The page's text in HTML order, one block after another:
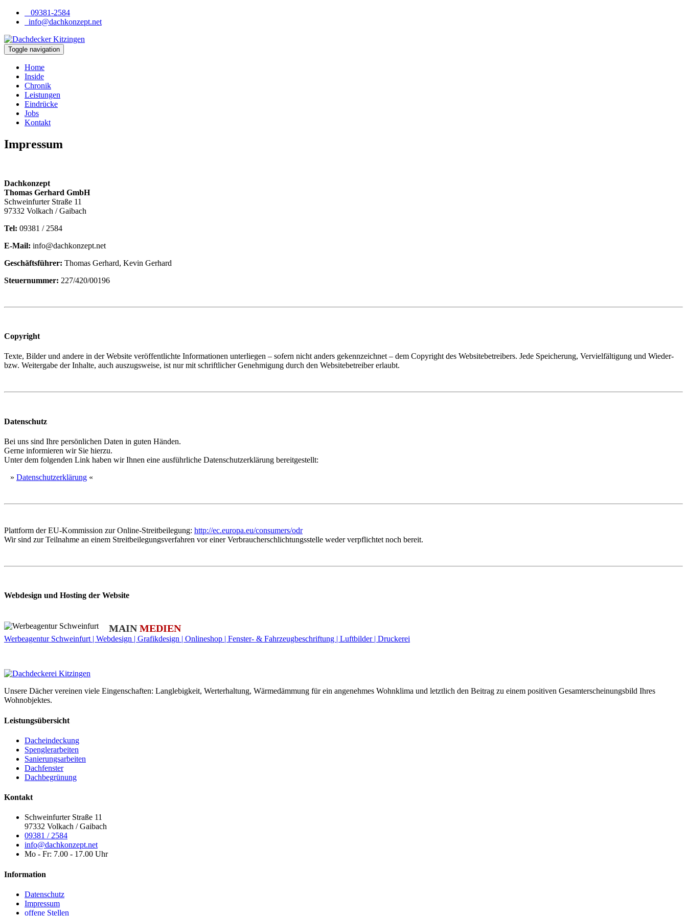
09381-2584
info@dachkonzept.net
Toggle navigation
Home
Inside
Chronik
Leistungen
Eindrücke
Jobs
Kontakt
Impressum
Dachkonzept
Thomas Gerhard GmbH
Schweinfurter Straße 11
97332 Volkach / Gaibach
Tel: 09381 / 2584
E-Mail: info@dachkonzept.net
Geschäftsführer: Thomas Gerhard, Kevin Gerhard
Steuernummer: 227/420/00196
Copyright
Texte, Bilder und andere in der Website veröffentlichte Informationen unterliegen – sofern nicht anders gekennzeichnet – dem Copyright des Websitebetreibers. Jede Speicherung, Vervielfältigung und Wieder-
bzw. Weitergabe der Inhalte, auch auszugsweise, ist nur mit schriftlicher Genehmigung durch den Websitebetreiber erlaubt.
Datenschutz
Bei uns sind Ihre persönlichen Daten in guten Händen.
Gerne informieren wir Sie hierzu.
Unter dem folgenden Link haben wir Ihnen eine ausführliche Datenschutzerklärung bereitgestellt:
» Datenschutzerklärung «
Plattform der EU-Kommission zur Online-Streitbeilegung: http://ec.europa.eu/consumers/odr
Wir sind zur Teilnahme an einem Streitbeilegungsverfahren vor einer Verbraucherschlichtungsstelle weder verpflichtet noch bereit.
Webdesign und Hosting der Website
MAIN MEDIEN
Werbeagentur Schweinfurt | Webdesign | Grafikdesign | Onlineshop | Fenster- & Fahrzeugbeschriftung | Luftbilder | Druckerei
Unsere Dächer vereinen viele Eingenschaften: Langlebigkeit, Werterhaltung, Wärmedämmung für ein angenehmes Wohnklima und letztlich den Beitrag zu einem positiven Gesamterscheinungsbild Ihres
Wohnobjektes.
Leistungsübersicht
Dacheindeckung
Spenglerarbeiten
Sanierungsarbeiten
Dachfenster
Dachbegrünung
Kontakt
Schweinfurter Straße 11
97332 Volkach / Gaibach
09381 / 2584
info@dachkonzept.net
Mo - Fr: 7.00 - 17.00 Uhr
Information
Datenschutz
Impressum
offene Stellen